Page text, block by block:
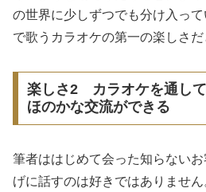
の世界に少しずつでも分け入っ
で歌うカラオケの第一の楽しさだ
楽しさ2 カラオケを通し
ほのかな交流ができる
筆者ははじめて会った知らない
げに話すのは好きではありませ